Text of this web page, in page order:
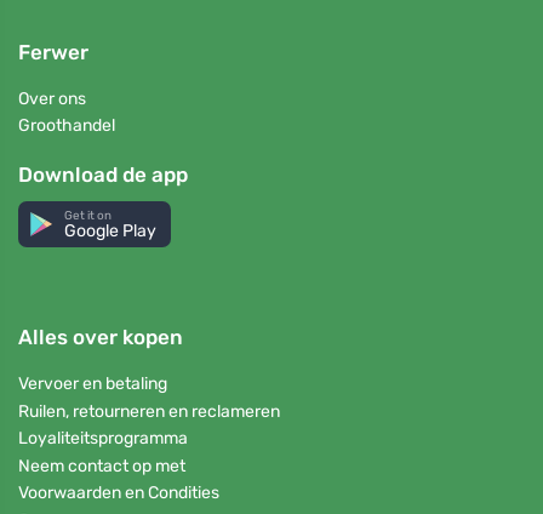
Ferwer
Over ons
Groothandel
Download de app
Get it on
Google Play
Alles over kopen
Vervoer en betaling
Ruilen, retourneren en reclameren
Loyaliteitsprogramma
Neem contact op met
Voorwaarden en Condities